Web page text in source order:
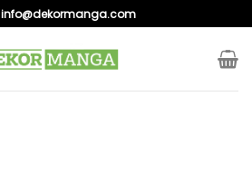
info@dekormanga.com